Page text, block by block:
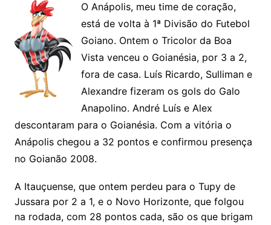
O Anápolis, meu time de coração,
está de volta à 1ª Divisão do Futebol
Goiano. Ontem o Tricolor da Boa
Vista venceu o Goianésia, por 3 a 2,
fora de casa. Luís Ricardo, Sulliman e
Alexandre fizeram os gols do Galo
Anapolino. André Luís e Alex
descontaram para o Goianésia. Com a vitória o
Anápolis chegou a 32 pontos e confirmou presença
no Goianão 2008.
A Itauçuense, que ontem perdeu para o Tupy de
Jussara por 2 a 1, e o Novo Horizonte, que folgou
na rodada, com 28 pontos cada, são os que brigam